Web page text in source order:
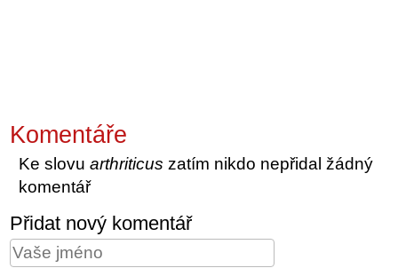
Komentáře
Ke slovuarthriticus zatím nikdo nepřidal žádný
komentář
Přidat nový komentář